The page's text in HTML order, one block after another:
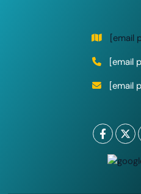
[email
[email
[email